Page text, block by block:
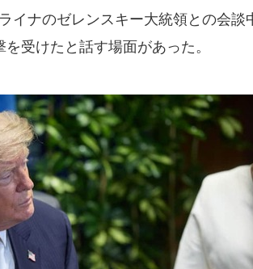
ナのゼレンスキー大統領との会談
受けたと話す場面があった。